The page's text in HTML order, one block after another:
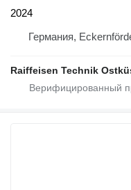
2024
Германия,
Raiffeisen Technik